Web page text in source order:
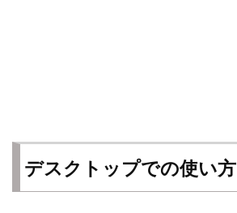
デスクトップでの使い方